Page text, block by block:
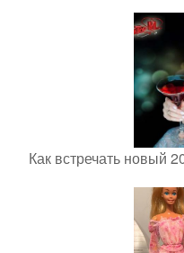
Как встречать новый